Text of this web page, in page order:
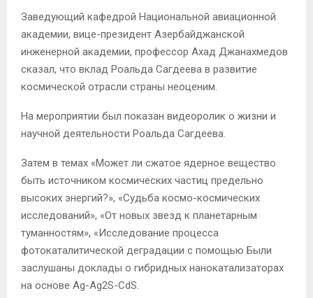
Заведующий кафедрой Национальной авиационной
академии, вице-президент Азербайджанской
инженерной академии, профессор Ахад Джанахмедов
сказал, что вклад Роальда Сагдеева в развитие
космической отрасли страны неоценим.
На мероприятии был показан видеоролик о жизни и
научной деятельности Роальда Сагдеева.
Затем в темах «Может ли сжатое ядерное вещество
быть источником космических частиц предельно
высоких энергий?», «Судьба космо-космических
исследований», «От новых звезд к планетарным
туманностям», «Исследование процесса
фотокаталитической деградации с помощью Были
заслушаны доклады о гибридных нанокатализаторах
на основе Ag-Ag2S-CdS.